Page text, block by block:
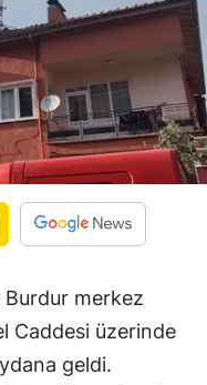
Burdur merkez
Caddesi üzerinde
geldi.